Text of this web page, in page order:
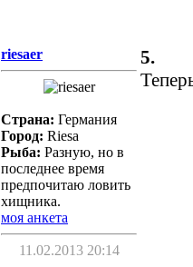
riesaer
Страна: Германия
Город: Riesa
Рыба: Разную, но в
последнее время
предпочитаю ловить
хищника.
моя анкета
11.02.2013 20:14
5.